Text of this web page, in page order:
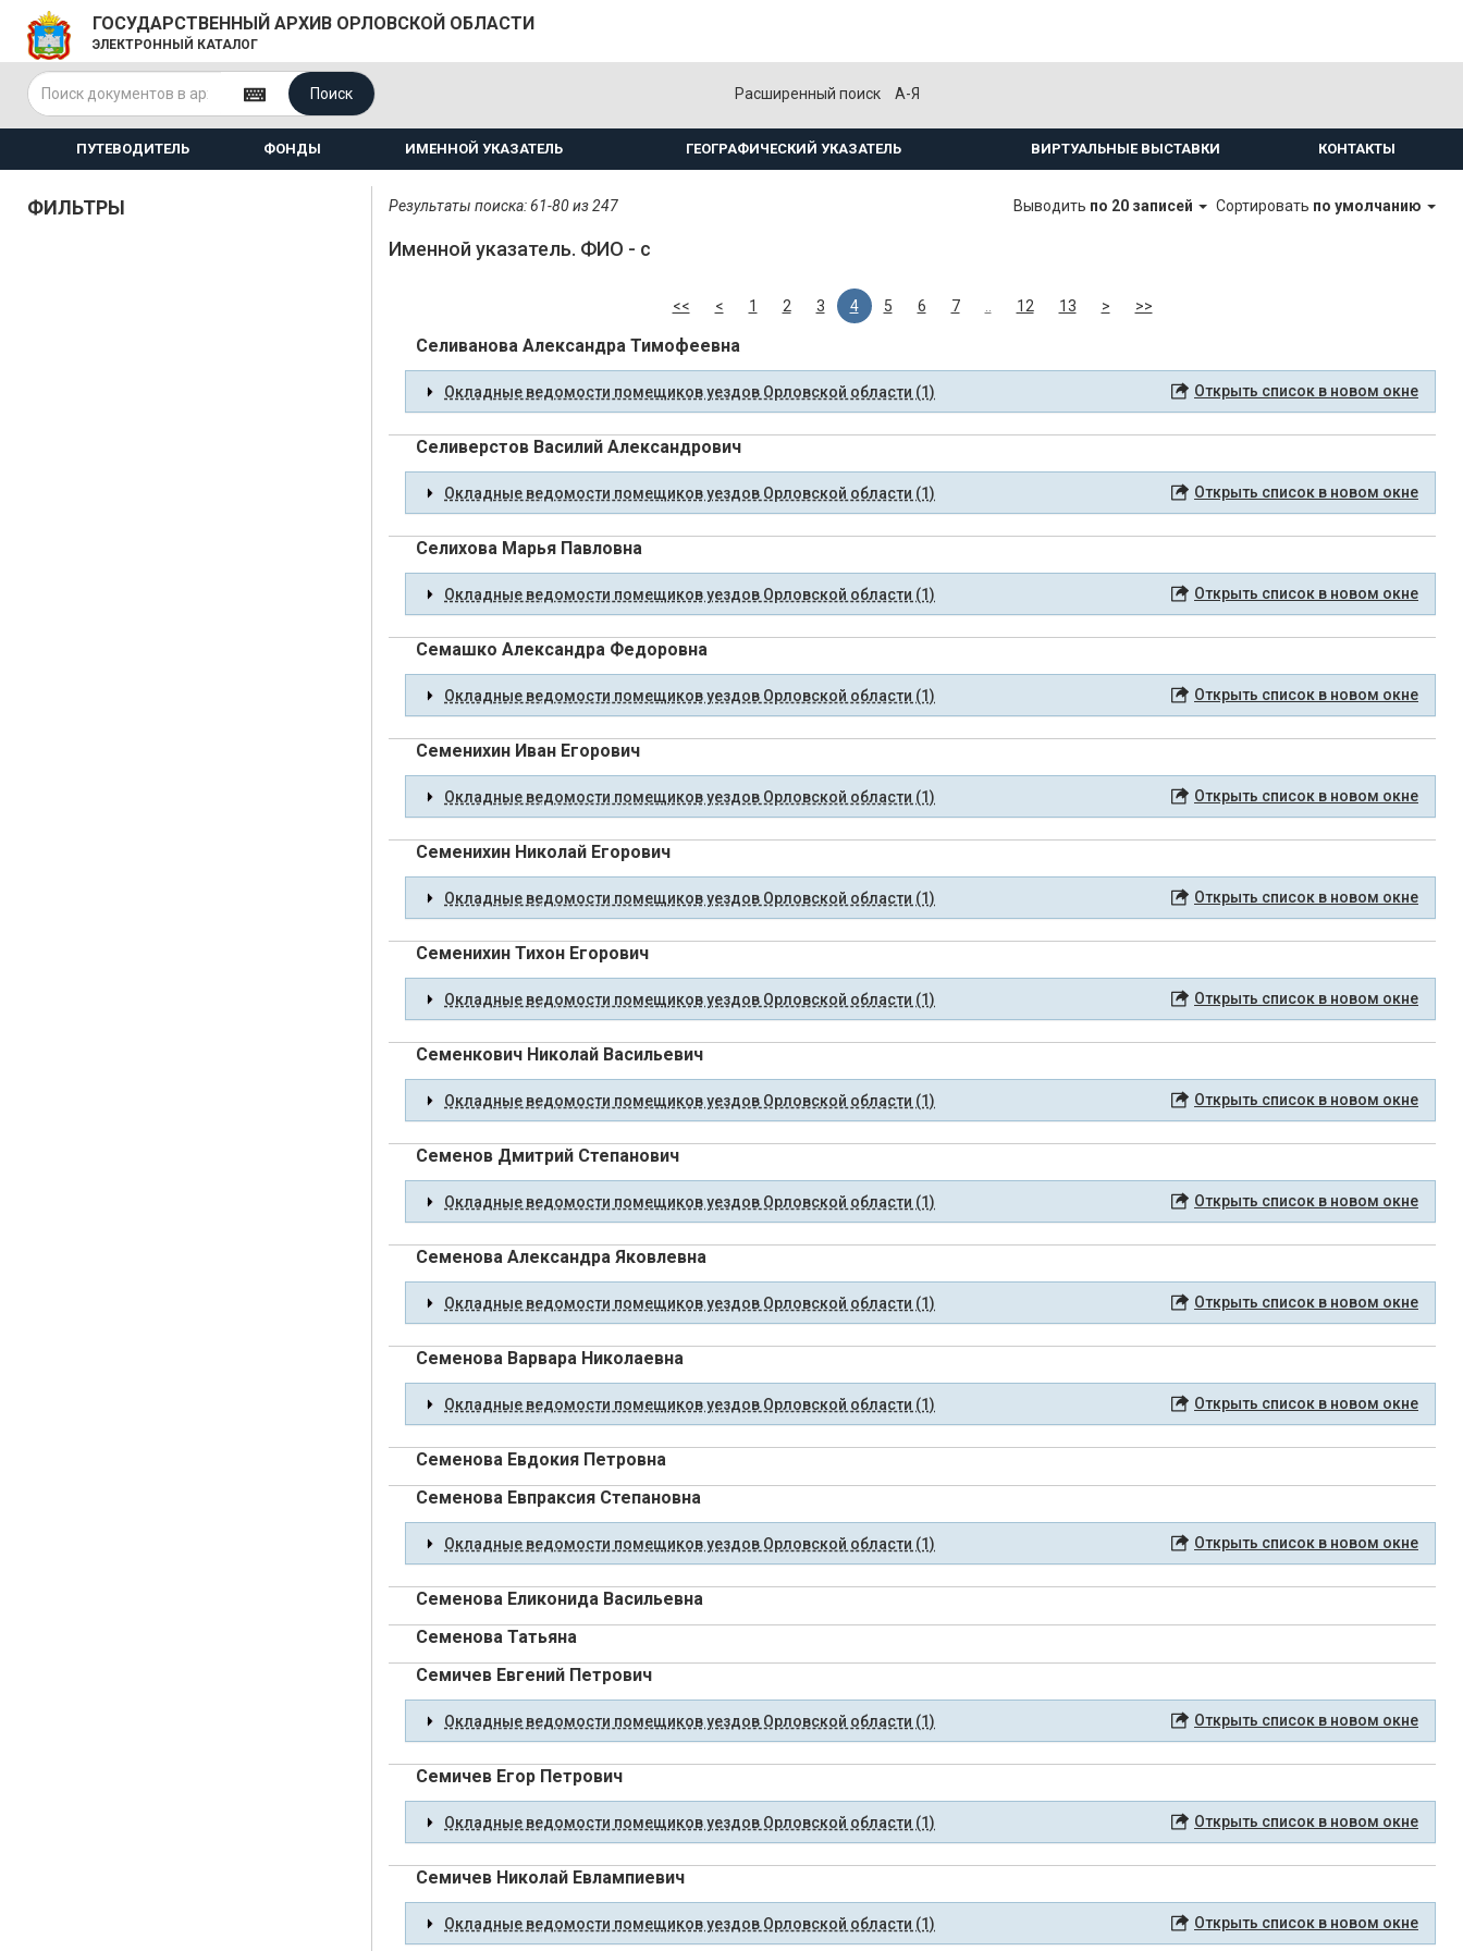
ГОСУДАРСТВЕННЫЙ АРХИВ ОРЛОВСКОЙ ОБЛАСТИ
ЭЛЕКТРОННЫЙ КАТАЛОГ
Поиск Расширенный поиск А-Я
ПУТЕВОДИТЕЛЬ ФОНДЫ ИМЕННОЙ УКАЗАТЕЛЬ ГЕОГРАФИЧЕСКИЙ УКАЗАТЕЛЬ ВИРТУАЛЬНЫЕ ВЫСТАВКИ КОНТАКТЫ
ФИЛЬТРЫ Результаты поиска: 61-80 из 247 Выводить по 20 записей Сортировать по умолчанию
Именной указатель. ФИО - с
<< < 1 2 3 4 5 6 7 12 13 > >>
Селиванова Александра Тимофеевна
Окладные ведомости помещиков уездов Орловской области (1) Открыть список в новом окне
Селиверстов Василий Александрович
Окладные ведомости помещиков уездов Орловской области (1) Открыть список в новом окне
Селихова Марья Павловна
Окладные ведомости помещиков уездов Орловской области (1) Открыть список в новом окне
Семашко Александра Федоровна
Окладные ведомости помещиков уездов Орловской области (1) Открыть список в новом окне
Семенихин Иван Егорович
Окладные ведомости помещиков уездов Орловской области (1) Открыть список в новом окне
Семенихин Николай Егорович
Окладные ведомости помещиков уездов Орловской области (1) Открыть список в новом окне
Семенихин Тихон Егорович
Окладные ведомости помещиков уездов Орловской области (1) Открыть список в новом окне
Семенкович Николай Васильевич
Окладные ведомости помещиков уездов Орловской области (1) Открыть список в новом окне
Семенов Дмитрий Степанович
Окладные ведомости помещиков уездов Орловской области (1) Открыть список в новом окне
Семенова Александра Яковлевна
Окладные ведомости помещиков уездов Орловской области (1) Открыть список в новом окне
Семенова Варвара Николаевна
Окладные ведомости помещиков уездов Орловской области (1) Открыть список в новом окне
Семенова Евдокия Петровна
Семенова Евпраксия Степановна
Окладные ведомости помещиков уездов Орловской области (1) Открыть список в новом окне
Семенова Еликонида Васильевна
Семенова Татьяна
Семичев Евгений Петрович
Окладные ведомости помещиков уездов Орловской области (1) Открыть список в новом окне
Семичев Егор Петрович
Окладные ведомости помещиков уездов Орловской области (1) Открыть список в новом окне
Семичев Николай Евлампиевич
Окладные ведомости помещиков уездов Орловской области (1) Открыть список в новом окне